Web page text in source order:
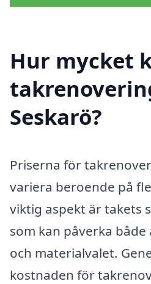
Hur mycket
Seskarö?
Priserna för
variera beroende på
viktig aspekt är takets
som kan påverka
och materialvalet.
kostnaden för